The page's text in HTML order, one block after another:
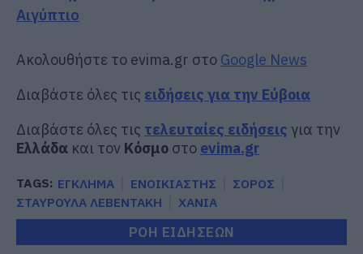
Αιγύπτιο
Ακολουθήστε το evima.gr στο Google News
Διαβάστε όλες τις ειδήσεις για την Εύβοια
Διαβάστε όλες τις τελευταίες ειδήσεις για την
Ελλάδα και τον Κόσμο στο evima.gr
TAGS: ΕΓΚΛΗΜΑ ΕΝΟΙΚΙΑΣΤΗΣ
ΣΟΡΟΣ
ΣΤΑΥΡΟΥΛΑ ΛΕΒΕΝΤΑΚΗ
ΧΑΝΙΑ
ΡΟΗ ΕΙΔΗΣΕΩΝ